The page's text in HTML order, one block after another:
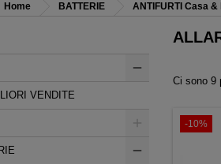
Home BATTERIE ANTIFURTI Casa &
VENDITE
Ci sono 9
-10%